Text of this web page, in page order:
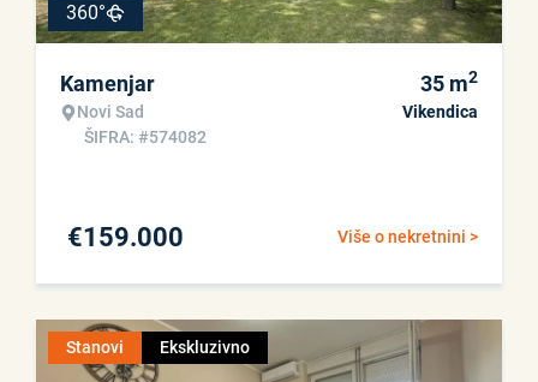
360°
Kamenjar
Novi Sad
ŠIFRA: #574082
35 m2
Vikendica
Više o nekretnini >
€159.000
Stanovi Ekskluzivno